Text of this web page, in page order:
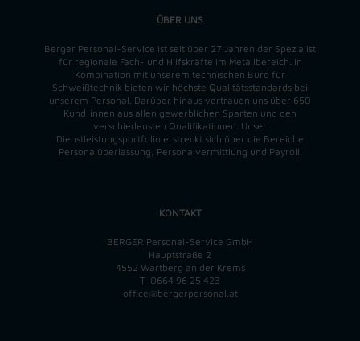
ÜBER UNS
Berger Personal-Service ist seit über 27 Jahren der Spezialist
für regionale Fach- und Hilfskräfte im Metallbereich. In
Kombination mit unserem technischen Büro für
Schweißtechnik bieten wir höchste Qualitätsstandards bei
unserem Personal. Darüber hinaus vertrauen uns über 650
Kund:innen aus allen gewerblichen Sparten und den
verschiedensten Qualifikationen. Unser
Dienstleistungsportfolio erstreckt sich über die Bereiche
Personalüberlassung, Personalvermittlung und Payroll.
KONTAKT
BERGER Personal-Service GmbH
Hauptstraße 2
4552 Wartberg an der Krems
T 0664 96 25 423
office@bergerpersonal.at